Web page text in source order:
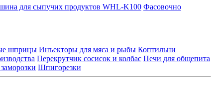
для сыпучих продуктов WHL-K100 Фасовочно
шприцы Инъекторы для мяса и рыбы Коптильни
Перекрутчик сосисок и колбас Печи для общепита
Шпигорезки